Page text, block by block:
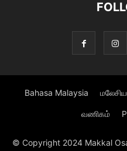
Bahasa Malaysia
வணிகம்
© Copyright 2024 Makkal